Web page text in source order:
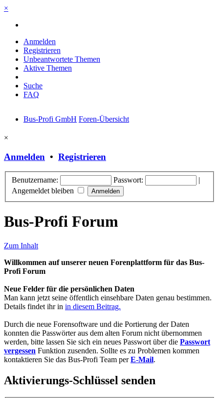
×
Anmelden
Registrieren
Unbeantwortete Themen
Aktive Themen
Suche
FAQ
Bus-Profi GmbH Foren-Übersicht
×
Anmelden • Registrieren
Benutzername: Passwort:
|
Angemeldet bleiben
Bus-Profi Forum
Zum Inhalt
Willkommen auf unserer neuen Forenplattform für das Bus-
Profi Forum
Neue Felder für die persönlichen Daten
Man kann jetzt seine öffentlich einsehbare Daten genau bestimmen.
Details findet ihr in in diesem Beitrag.
Durch die neue Forensoftware und die Portierung der Daten
konnten die Passwörter aus dem alten Forum nicht übernommen
werden, bitte lassen Sie sich ein neues Passwort über die Passwort
vergessen Funktion zusenden. Sollte es zu Problemen kommen
kontaktieren Sie das Bus-Profi Team perE-Mail.
Aktivierungs-Schlüssel senden